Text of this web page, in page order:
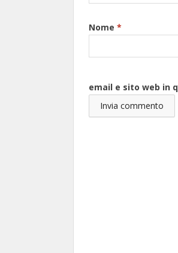
Nome *
email e sito web in